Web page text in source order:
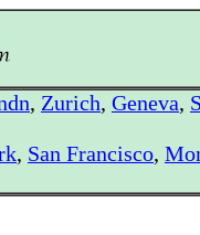
, Zurich, Geneva,
, San Francisco,